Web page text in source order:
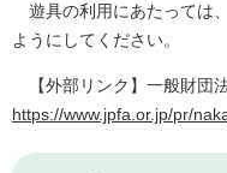
遊具の利用にあたっては
ようにしてください。
【外部リンク】一般財団
https://www.jpfa.or.jp/pr/